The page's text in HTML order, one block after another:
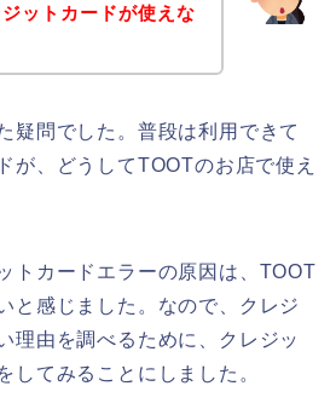
ットカードが使えな
疑問でした。普段は利用できて
が、どうしてTOOTのお店で使え
トカードエラーの原因は、TOOT
と感じました。なので、クレジ
理由を調べるために、クレジッ
してみることにしました。